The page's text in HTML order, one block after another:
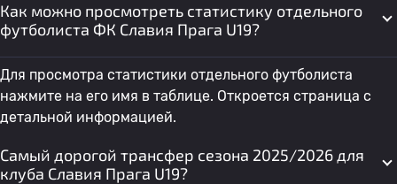
Как можно просмотреть статистику отдельного
футболиста ФК Славия Прага U19?
Для просмотра статистики отдельного футболиста
нажмите на его имя в таблице. Откроется страница с
детальной информацией.
Самый дорогой трансфер сезона 2025/2026 для
клуба Славия Прага U19?